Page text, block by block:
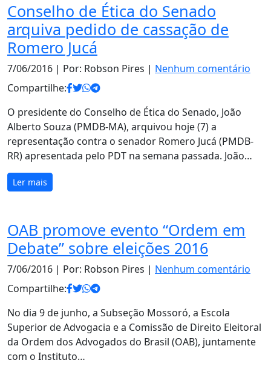
Conselho de Ética do Senado
arquiva pedido de cassação de
Romero Jucá
7/06/2016 | Por: Robson Pires | Nenhum comentário
Compartilhe:
O presidente do Conselho de Ética do Senado, João
Alberto Souza (PMDB-MA), arquivou hoje (7) a
representação contra o senador Romero Jucá (PMDB-
RR) apresentada pelo PDT na semana passada. João…
Ler mais
OAB promove evento “Ordem em
Debate” sobre eleições 2016
7/06/2016 | Por: Robson Pires | Nenhum comentário
Compartilhe:
No dia 9 de junho, a Subseção Mossoró, a Escola
Superior de Advogacia e a Comissão de Direito Eleitoral
da Ordem dos Advogados do Brasil (OAB), juntamente
com o Instituto…